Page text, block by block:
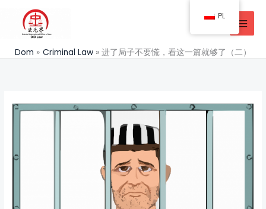
Dom
Criminal Law 进了局子不要慌，看这一篇就够了（二）
PL